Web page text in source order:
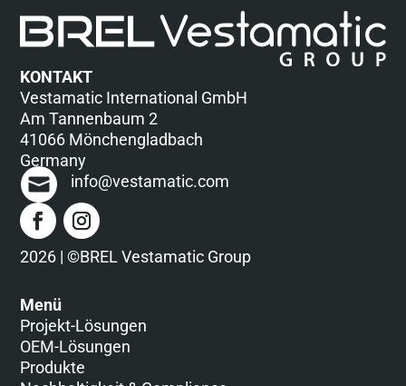
KONTAKT
Vestamatic International GmbH
Am Tannenbaum 2
41066 Mönchengladbach
Germany
info@vestamatic.com
2026 | ©BREL Vestamatic Group
Menü
Projekt-Lösungen
OEM-Lösungen
Produkte